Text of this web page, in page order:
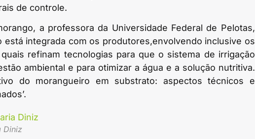
de controle.
a professora da Universidade Federal de Pelotas,
está integrada com os produtores,envolvendo inclusive os
refinam tecnologias para que o sistema de irrigação
ambiental e para otimizar a água e a solução nutritiva.
do morangueiro em substrato: aspectos técnicos e
Diniz